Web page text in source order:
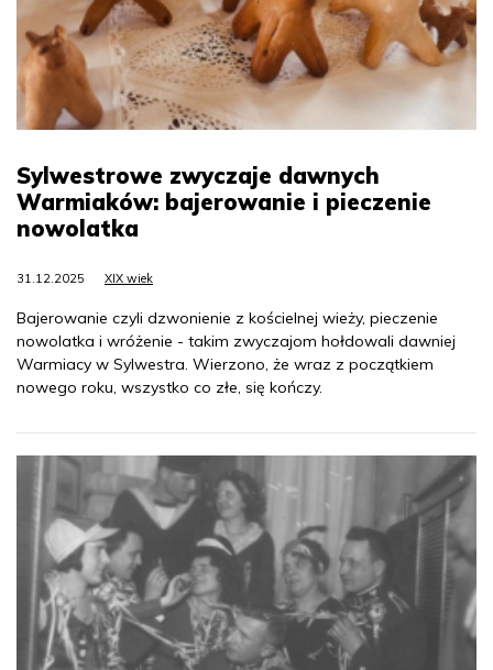
Sylwestrowe zwyczaje dawnych
Warmiaków: bajerowanie i pieczenie
nowolatka
31.12.2025 XIX wiek
Bajerowanie czyli dzwonienie z kościelnej wieży, pieczenie
nowolatka i wróżenie - takim zwyczajom hołdowali dawniej
Warmiacy w Sylwestra. Wierzono, że wraz z początkiem
nowego roku, wszystko co złe, się kończy.